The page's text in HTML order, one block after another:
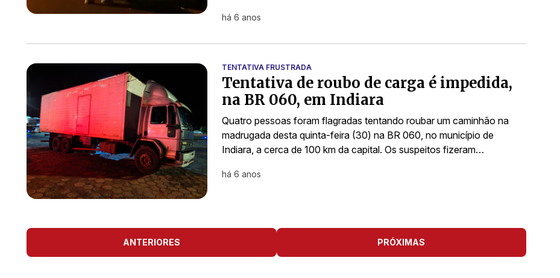
há 6 anos
TENTATIVA FRUSTRADA
Tentativa de roubo de carga é impedida,
na BR 060, em Indiara
Quatro pessoas foram flagradas tentando roubar um caminhão na
madrugada desta quinta-feira (30) na BR 060, no município de
Indiara, a cerca de 100 km da capital. Os suspeitos fizeram…
há 6 anos
ANTERIORES PRÓXIMAS